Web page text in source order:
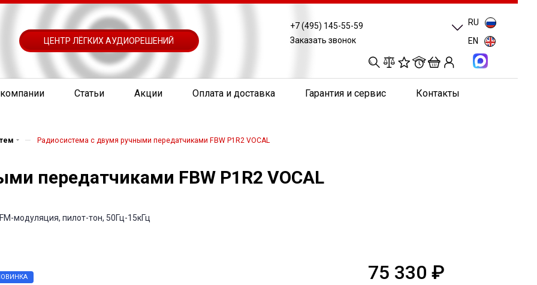
ЦЕНТР ЛЁГКИХ АУДИОРЕШЕНИЙ
+7 (495) 145-55-59
Заказать звонок
0
RU
EN
Статьи Акции Оплата и доставка Гарантия и сервис Контакты
— Радиосистема с двумя ручными передатчиками FBW P1R2 VOCAL
передатчиками FBW P1R2 VOCAL
модуляция, пилот-тон, 50Гц-15кГц
75 330 ₽